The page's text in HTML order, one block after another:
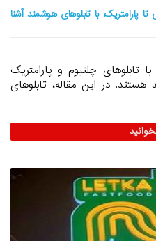
پارامتریک، با تابلوهای هوشمند آشنا
تابلوهای چلنیوم و پارامتریک
در این مقاله، تابلوهای